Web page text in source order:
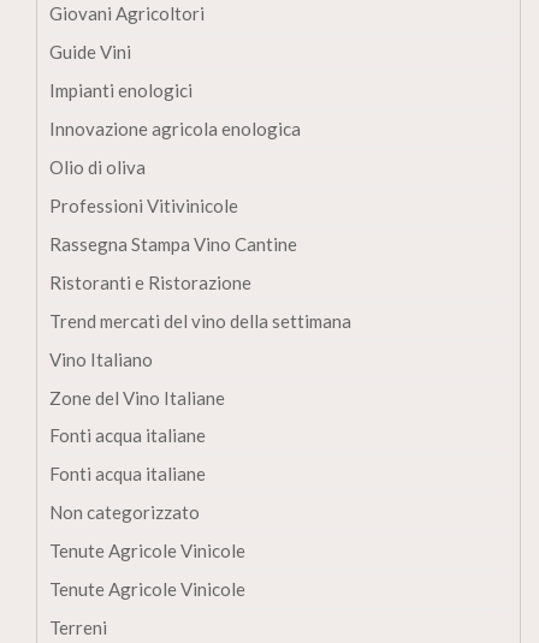
Giovani Agricoltori
Guide Vini
Impianti enologici
Innovazione agricola enologica
Olio di oliva
Professioni Vitivinicole
Rassegna Stampa Vino Cantine
Ristoranti e Ristorazione
Trend mercati del vino della settimana
Vino Italiano
Zone del Vino Italiane
Fonti acqua italiane
Fonti acqua italiane
Non categorizzato
Tenute Agricole Vinicole
Tenute Agricole Vinicole
Terreni